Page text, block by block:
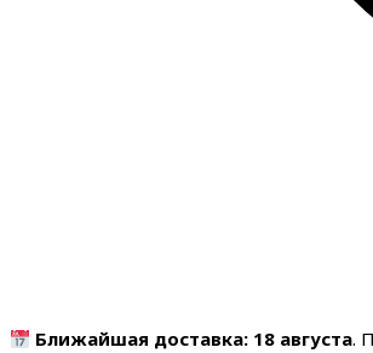
Ближайшая доставка: 18 августа.